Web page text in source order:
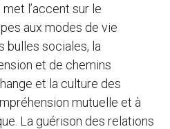
l’accent sur le
aux modes de vie
bulles sociales, la
et de chemins
et la culture des
mutuelle et à
La guérison des relations